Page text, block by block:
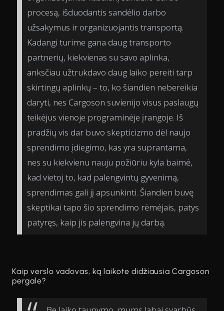
procesą, išduodantis sandėlio darbo
užsakymus ir organizuojantis transportą.
Kadangi turime gana daug transporto
partnerių, kiekvienas su savo aplinka,
anksčiau užtrukdavo daug laiko pereiti tarp
skirtingų aplinkų – to, ko šiandien nebereikia
daryti, nes Cargoson suvienijo visus paslaugų
teikėjus vienoje programinėje įrangoje. Iš
pradžių vis dar buvo skepticizmo dėl naujo
sprendimo įdiegimo, kas yra suprantama,
nes su kiekvienu nauju požiūriu kyla baimė,
kad vietoj to, kad palengvintų gyvenimą,
sprendimas gali jį apsunkinti. Šiandien buvę
skeptikai tapo šio sprendimo rėmėjais, patys
patyręs, kaip jis palengvina jų darbą.
Kaip verslo vadovas, ką laikote didžiausia Cargoson
pergale?